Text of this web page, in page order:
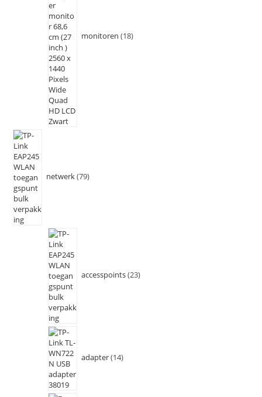
monitoren 18
netwerk 79
accesspoints 23
adapter 14